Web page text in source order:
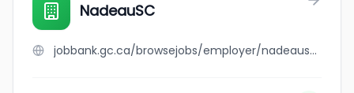
NadeauSC
jobbank.gc.ca/browsejobs/employer/nadeausc/ca